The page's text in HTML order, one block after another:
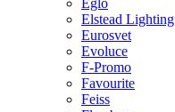
Eglo
Elstead Lighting
Eurosvet
Evoluce
F-Promo
Favourite
Feiss